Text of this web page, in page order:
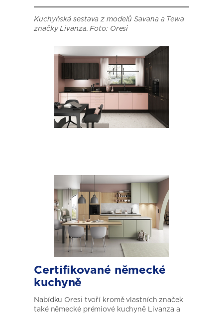
Kuchyňská sestava z modelů Savana a Tewa
značky Livanza. Foto: Oresi
Certifikované německé
kuchyně
Nabídku Oresi tvoří kromě vlastních značek
také německé prémiové kuchyně Livanza a